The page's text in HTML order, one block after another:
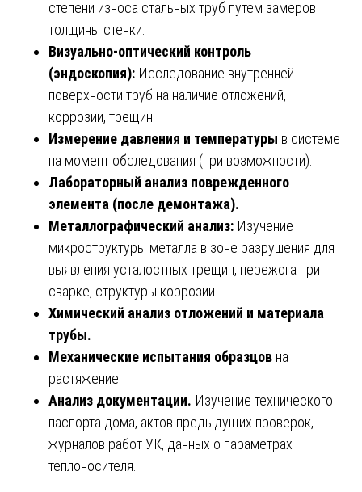
степени износа стальных труб путем замеров
толщины стенки.
Визуально-оптический контроль
(эндоскопия): Исследование внутренней
поверхности труб на наличие отложений,
коррозии, трещин.
Измерение давления и температуры в системе
на момент обследования (при возможности).
Лабораторный анализ поврежденного
элемента (после демонтажа).
Металлографический анализ: Изучение
микроструктуры металла в зоне разрушения для
выявления усталостных трещин, пережога при
сварке, структуры коррозии.
Химический анализ отложений и материала
трубы.
Механические испытания образцов на
растяжение.
Анализ документации. Изучение технического
паспорта дома, актов предыдущих проверок,
журналов работ УК, данных о параметрах
теплоносителя.